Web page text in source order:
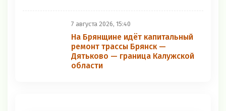
7 августа 2026, 15:40
На Брянщине идёт капитальный
ремонт трассы Брянск —
Дятьково — граница Калужской
области